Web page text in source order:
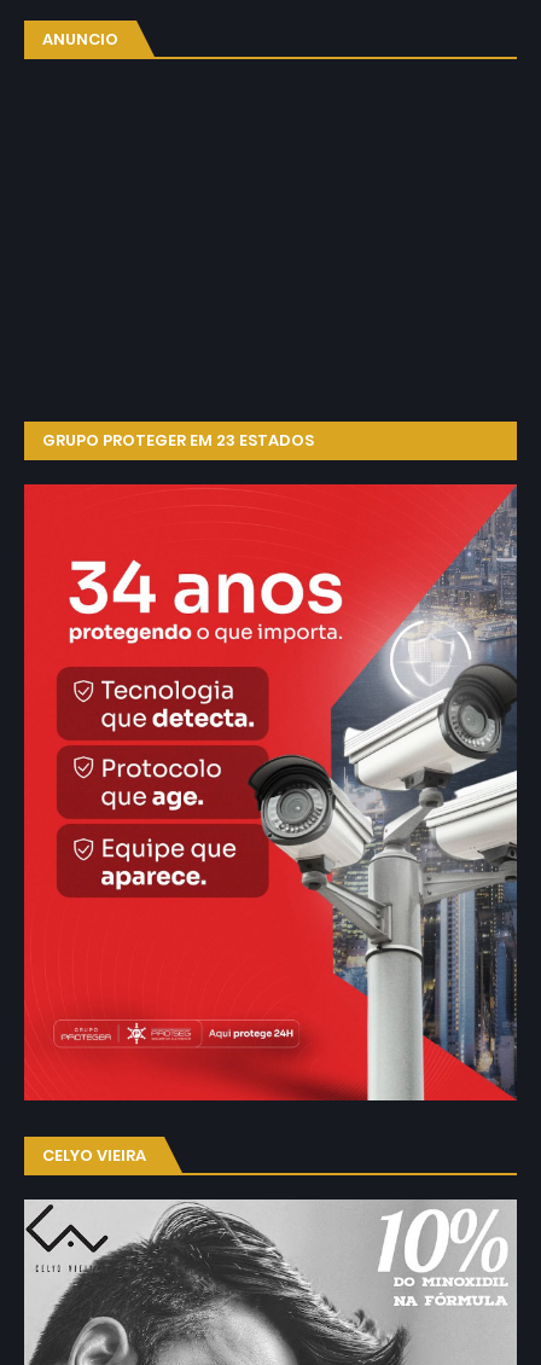
ANUNCIO
GRUPO PROTEGER EM 23 ESTADOS
CELYO VIEIRA